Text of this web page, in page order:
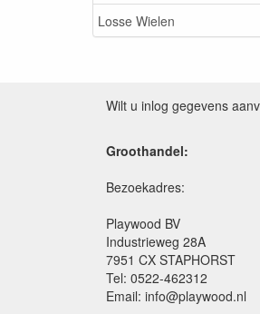
Losse Wielen
Wilt u inlog gegevens
Groothandel:
Bezoekadres:
Playwood BV
Industrieweg 28A
7951 CX STAPHORST
Tel: 0522-462312
Email: info@playwood.nl